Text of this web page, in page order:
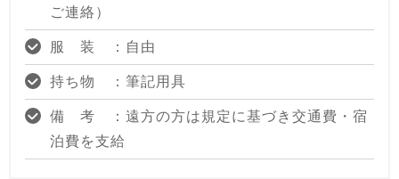
ご連絡）
服 装 ：自由
持ち物 ：筆記用具
備 考 ：遠方の方は規定に基づき交通費・宿
泊費を支給